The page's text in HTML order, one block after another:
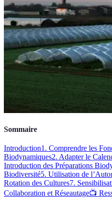
Sommaire
Introduction1. Comprendre les
Biodynamiques2. Adapter le
Introduction des Préparations
Biodiversité5. Utilisation de
Rotation des Cultures7.
Collaboration et Réseautage📺